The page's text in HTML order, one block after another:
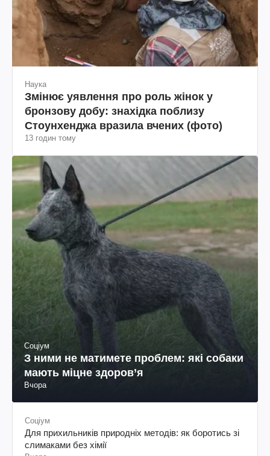
Наука
Змінює уявлення про роль жінок у
бронзову добу: знахідка поблизу
Стоунхенджа вразила вчених (фото)
13 годин тому
Соціум
З ними не матимете проблем: які собаки
мають міцне здоров’я
Вчора
Соціум
Для прихильників природніх методів: як боротись зі
слимаками без хімії